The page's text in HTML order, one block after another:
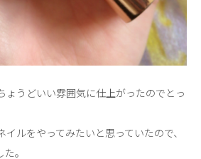
ょうどいい雰囲気に仕上がったのでとっ
ルをやってみたいと思っていたので、
。